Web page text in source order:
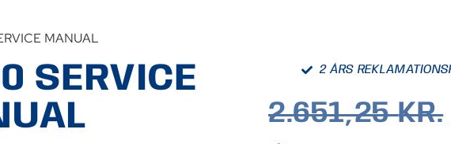
MANUAL
SERVICE
2 ÅRS
2.651,25KR.